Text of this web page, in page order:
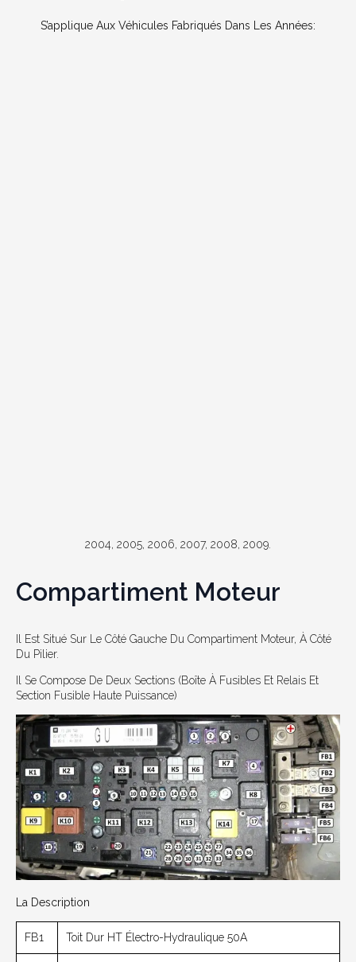
S’applique Aux Véhicules Fabriqués Dans Les Années:
2004, 2005, 2006, 2007, 2008, 2009.
Compartiment Moteur
Il Est Situé Sur Le Côté Gauche Du Compartiment Moteur, À Côté
Du Pilier.
Il Se Compose De Deux Sections (boîte À Fusibles Et Relais Et
Section Fusible Haute Puissance)
La Description
FB1 Toit Dur HT Électro-Hydraulique 50A